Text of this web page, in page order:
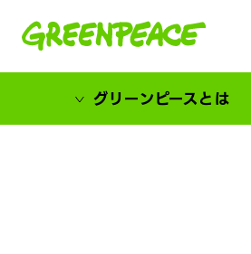
グリーンピースとは